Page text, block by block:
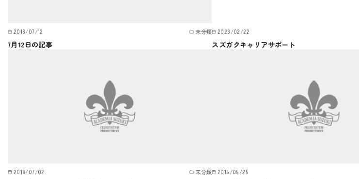
2018/07/12 未分類
7月12日の記事
2023/02/22
スズガクキャリアサポート
2018/07/02 未分類 2015/05/25